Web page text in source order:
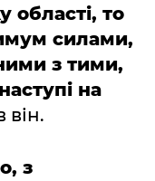
області, то
силами,
з тими,
на
він.
з